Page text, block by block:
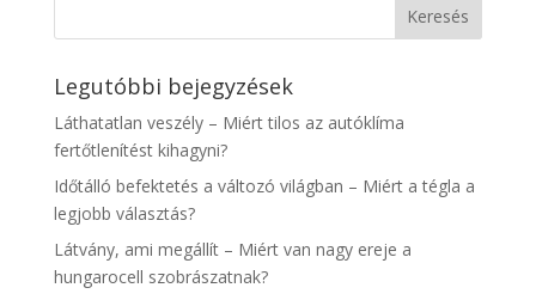
Legutóbbi bejegyzések
Láthatatlan veszély – Miért tilos az autóklíma
fertőtlenítést kihagyni?
Időtálló befektetés a változó világban – Miért a tégla a
legjobb választás?
Látvány, ami megállít – Miért van nagy ereje a
hungarocell szobrászatnak?